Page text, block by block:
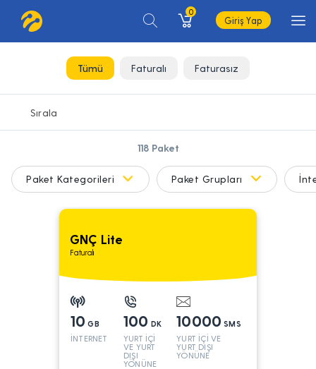
0
Giriş Yap
Tümü Faturalı Faturasız
118Paket
GNÇ Lite
Faturalı
10 GB
İNTERNET
100 DK
YURT İÇİ
VE YURT
DIŞI
YÖNÜNE
10000 SMS
YURT İÇİ VE
YURT DIŞI
YÖNÜNE
Paket Kategorileri Paket Grupları